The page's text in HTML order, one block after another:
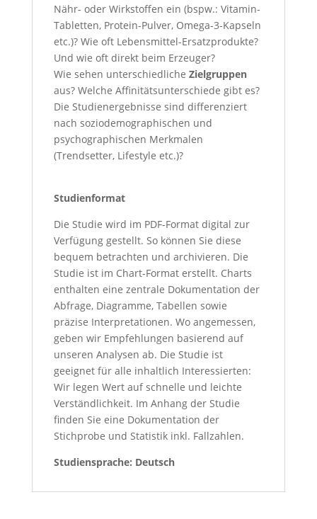
Nähr- oder Wirkstoffen ein (bspw.: Vitamin-
Tabletten, Protein-Pulver, Omega-3-Kapseln
etc.)? Wie oft Lebensmittel-Ersatzprodukte?
Und wie oft direkt beim Erzeuger?
Wie sehen unterschiedliche Zielgruppen
aus? Welche Affinitätsunterschiede gibt es?
Die Studienergebnisse sind differenziert
nach soziodemographischen und
psychographischen Merkmalen
(Trendsetter, Lifestyle etc.)?
Studienformat
Die Studie wird im PDF-Format digital zur
Verfügung gestellt. So können Sie diese
bequem betrachten und archivieren. Die
Studie ist im Chart-Format erstellt. Charts
enthalten eine zentrale Dokumentation der
Abfrage, Diagramme, Tabellen sowie
präzise Interpretationen. Wo angemessen,
geben wir Empfehlungen basierend auf
unseren Analysen ab. Die Studie ist
geeignet für alle inhaltlich Interessierten:
Wir legen Wert auf schnelle und leichte
Verständlichkeit. Im Anhang der Studie
finden Sie eine Dokumentation der
Stichprobe und Statistik inkl. Fallzahlen.
Studiensprache: Deutsch